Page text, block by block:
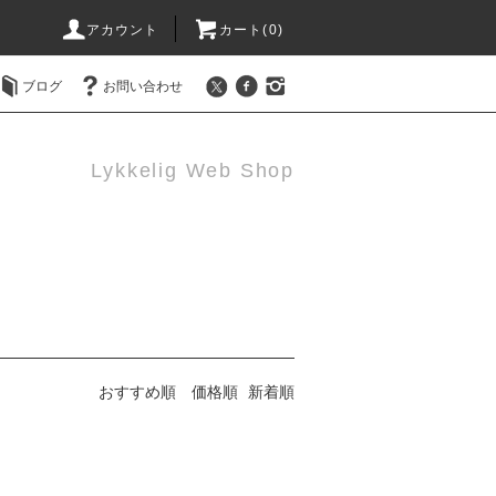
アカウント カート(0)
ブログ お問い合わせ
Lykkelig Web Shop
おすすめ順 価格順 新着順